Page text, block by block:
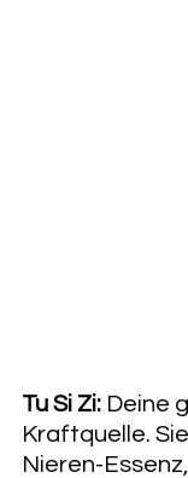
Tu Si Zi: Deine
Kraftquelle.
Nieren-